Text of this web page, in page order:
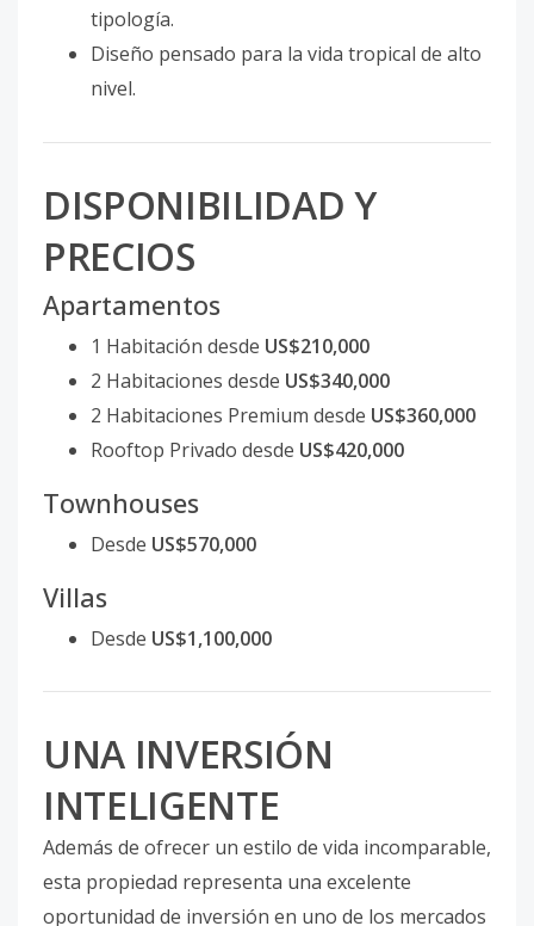
tipología.
Diseño pensado para la vida tropical de alto
nivel.
DISPONIBILIDAD Y
PRECIOS
Apartamentos
1 Habitación desde US$210,000
2 Habitaciones desde US$340,000
2 Habitaciones Premium desde US$360,000
Rooftop Privado desde US$420,000
Townhouses
Desde US$570,000
Villas
Desde US$1,100,000
UNA INVERSIÓN
INTELIGENTE
Además de ofrecer un estilo de vida incomparable,
esta propiedad representa una excelente
oportunidad de inversión en uno de los mercados